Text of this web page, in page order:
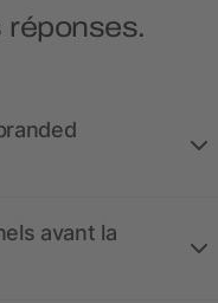
réponses.
avant la